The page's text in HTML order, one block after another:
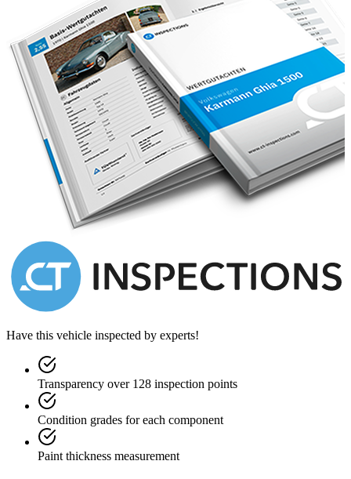
Have this vehicle inspected by experts!
Transparency over 128 inspection points
Condition grades for each component
Paint thickness measurement